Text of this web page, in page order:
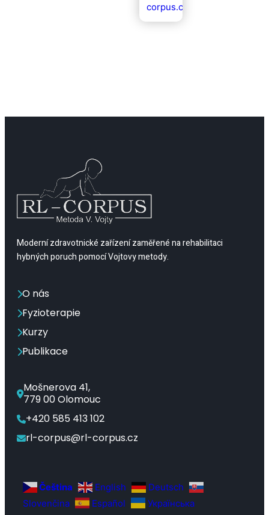
corpus.cz
Moderní zdravotnické zařízení zaměřené na rehabilitaci
hybných poruch pomocí Vojtovy metody.
O nás
Fyzioterapie
Kurzy
Publikace
Mošnerova 41,
779 00 Olomouc
+420 585 413 102
rl-corpus@rl-corpus.cz
Čeština‎ English
Deutsch
Slovenčina
Español Українська